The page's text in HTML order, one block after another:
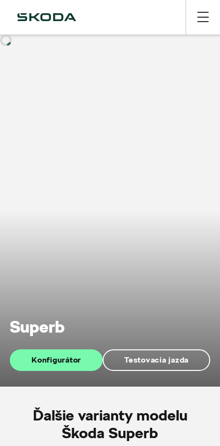
Superb
Konfigurátor Testovacia jazda
Ďalšie varianty modelu
Škoda Superb